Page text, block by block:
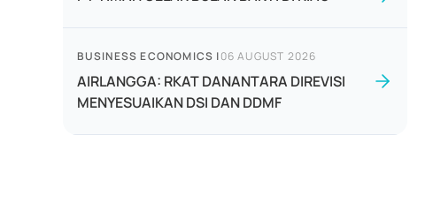
BUSINESS ECONOMICS |06 AUGUST 2026
AIRLANGGA: RKAT DANANTARA DIREVISI
MENYESUAIKAN DSI DAN DDMF